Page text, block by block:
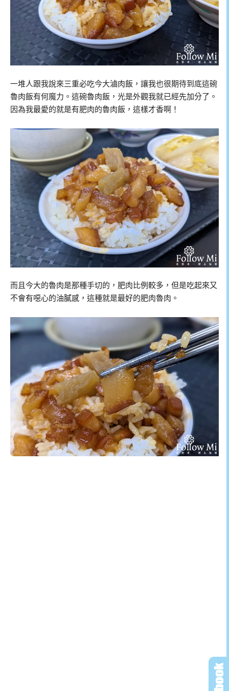
一堆人跟我說來三重必吃今大滷肉飯，讓我也很期待到底這碗
魯肉飯有何魔力。這碗魯肉飯，光是外觀我就已經先加分了。
因為我最愛的就是有肥肉的魯肉飯，這樣才香啊！
而且今大的魯肉是那種手切的，肥肉比例較多，但是吃起來又
不會有噁心的油膩感，這種就是最好的肥肉魯肉。